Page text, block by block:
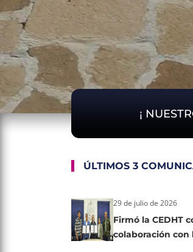
¡
ÚLTIMOS 3
29 de julio de 2026
Firmó la CEDHT
colaboración con